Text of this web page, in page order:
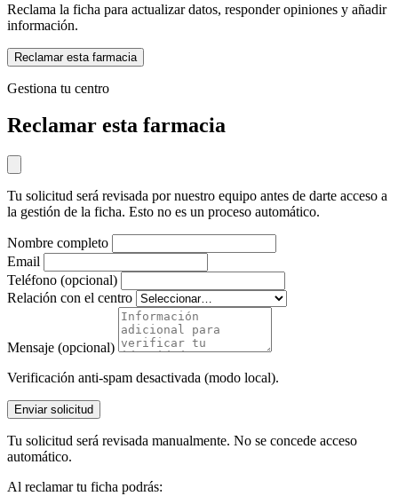
Reclama la ficha para actualizar datos, responder opiniones y añadir
información.
Reclamar esta farmacia
Gestiona tu centro
Reclamar esta farmacia
Tu solicitud será revisada por nuestro equipo antes de darte acceso a
la gestión de la ficha. Esto no es un proceso automático.
Nombre completo
Email
Teléfono (opcional)
Relación con el centro
Mensaje (opcional)
Verificación anti-spam desactivada (modo local).
Enviar solicitud
Tu solicitud será revisada manualmente. No se concede acceso
automático.
Al reclamar tu ficha podrás: